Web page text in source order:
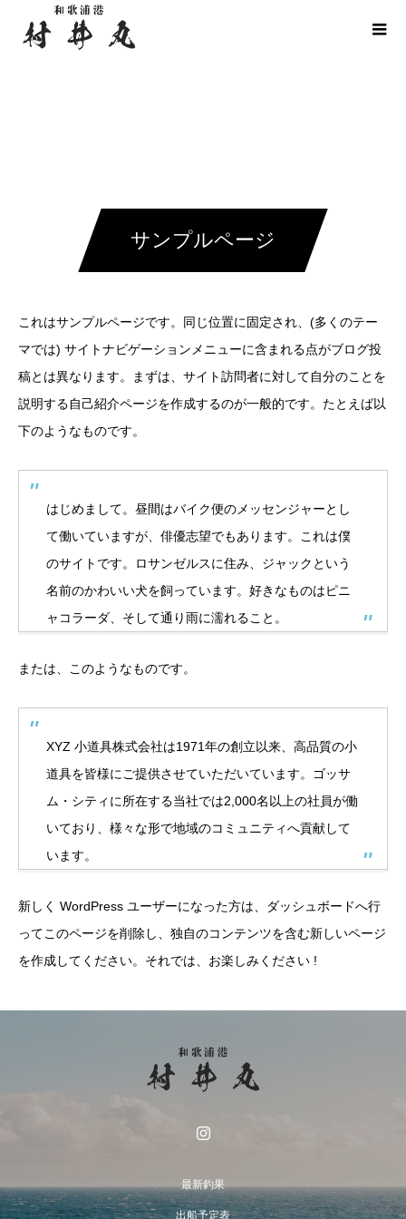
サンプルページ
これはサンプルページです。同じ位置に固定され、(多くのテー
マでは) サイトナビゲーションメニューに含まれる点がブログ投
稿とは異なります。まずは、サイト訪問者に対して自分のことを
説明する自己紹介ページを作成するのが一般的です。たとえば以
下のようなものです。
はじめまして。昼間はバイク便のメッセンジャーとし
て働いていますが、俳優志望でもあります。これは僕
のサイトです。ロサンゼルスに住み、ジャックという
名前のかわいい犬を飼っています。好きなものはピニ
ャコラーダ、そして通り雨に濡れること。
または、このようなものです。
XYZ 小道具株式会社は1971年の創立以来、高品質の小
道具を皆様にご提供させていただいています。ゴッサ
ム・シティに所在する当社では2,000名以上の社員が働
いており、様々な形で地域のコミュニティへ貢献して
います。
新しく WordPress ユーザーになった方は、 ダッシュボードへ行
ってこのページを削除し、独自のコンテンツを含む新しいページ
を作成してください。それでは、お楽しみください !
最新釣果
出船予定表